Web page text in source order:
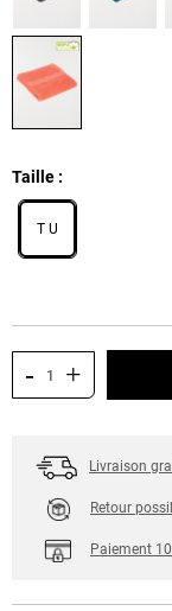
Taille
T U
- +
Livraison
Retour
Paiement